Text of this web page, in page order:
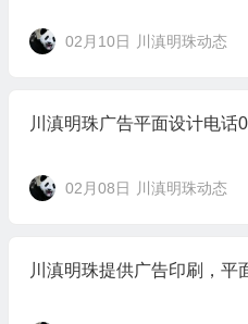
02月10日 川滇明珠动态
川滇明珠广告平面设计电话
02月08日 川滇明珠动态
川滇明珠提供广告印刷，平